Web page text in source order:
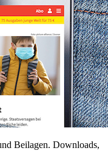
Beilagen. Downloads,